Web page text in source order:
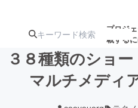
プロジ
載する
３８種類のショ
マルチメディ